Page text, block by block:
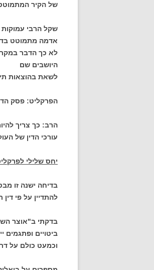
של הקיר
שקל הרבי
אדמה מתמוטט
לא כך הדבר
היושבים שם
לשאת בהוצאות
הפרקליט: פסק
הרב: כך צריך
עורכי הדין של
יחס שלילי
בדיחה ישנה זו
להתדיין על פי דין
בדקתי ב"אוצר
ביטויים ופתגמים
וכמעט כולם על